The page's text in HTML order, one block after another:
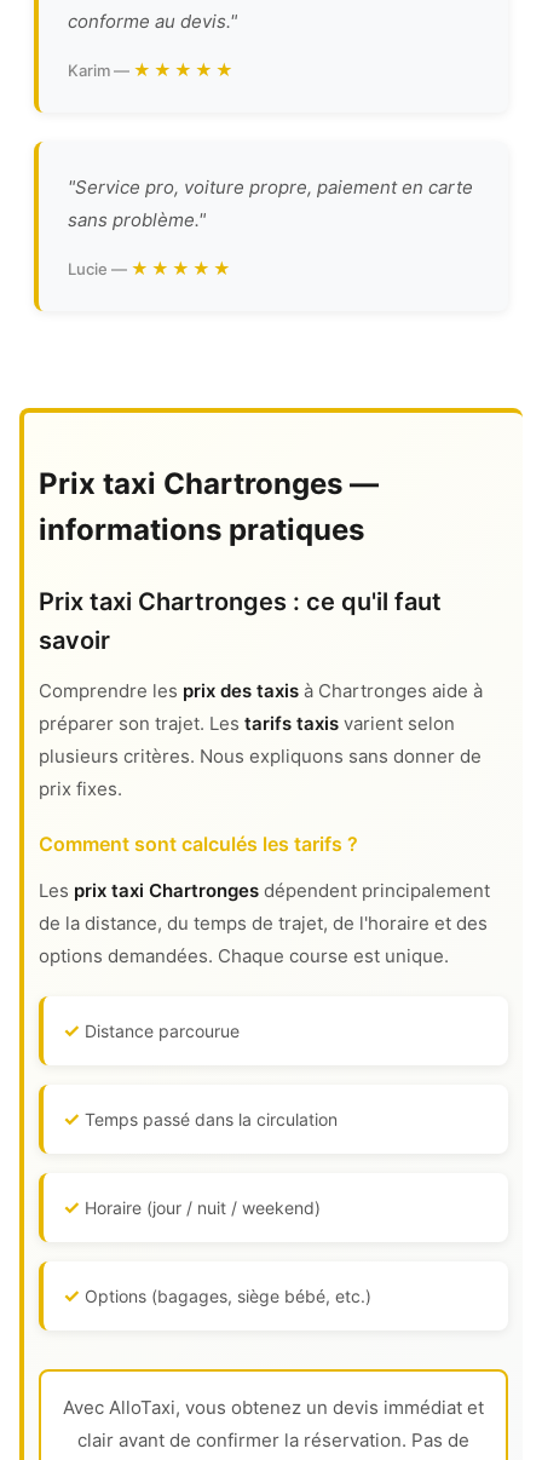
conforme au devis."
Karim — ★★★★★
"Service pro, voiture propre, paiement en carte
sans problème."
Lucie — ★★★★★
Prix taxi Chartronges —
informations pratiques
Prix taxi Chartronges : ce qu'il faut
savoir
Comprendre les prix des taxis à Chartronges aide à
préparer son trajet. Les tarifs taxis varient selon
plusieurs critères. Nous expliquons sans donner de
prix fixes.
Comment sont calculés les tarifs ?
Les prix taxi Chartronges dépendent principalement
de la distance, du temps de trajet, de l'horaire et des
options demandées. Chaque course est unique.
Distance parcourue
Temps passé dans la circulation
Horaire (jour / nuit / weekend)
Options (bagages, siège bébé, etc.)
Avec AlloTaxi, vous obtenez un devis immédiat et
clair avant de confirmer la réservation. Pas de